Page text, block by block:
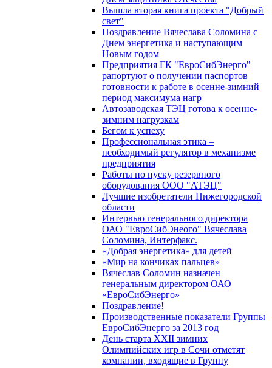
Вышла вторая книга проекта "Добрый
свет"
Поздравление Вячеслава Соломина с
Днем энергетика и наступающим
Новым годом
Предприятия ГК "ЕвроСибЭнерго"
рапортуют о получении паспортов
готовности к работе в осенне-зимний
период максимума нагр
Автозаводская ТЭЦ готова к осенне-
зимним нагрузкам
Бегом к успеху
Профессиональная этика –
необходимый регулятор в механизме
предприятия
Работы по пуску резервного
оборудования ООО "АТЭЦ"
Лучшие изобретатели Нижегородской
области
Интервью генерального директора
ОАО "ЕвроСибЭнеого" Вячеслава
Соломина, Интерфакс.
«Добрая энергетика» для детей
«Мир на кончиках пальцев»
Вячеслав Соломин назначен
генеральным директором ОАО
«ЕвроСибЭнерго»
Поздравление!
Производственные показатели Группы
ЕвроСибЭнерго за 2013 год
День старта XXII зимних
Олимпийских игр в Сочи отметят
компании, входящие в Группу